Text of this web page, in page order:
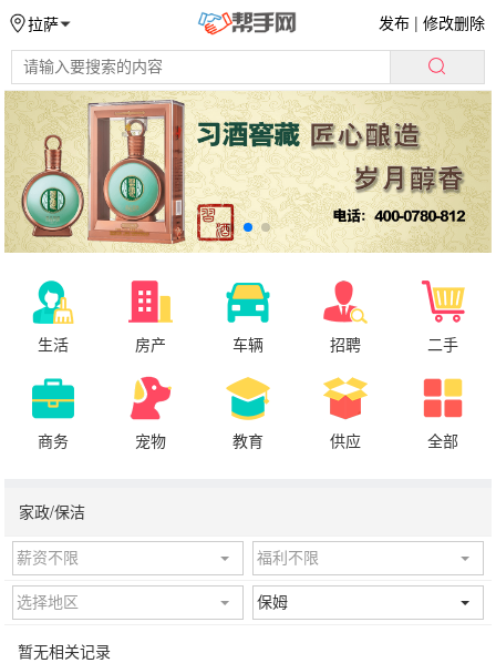
拉萨 发布 |修改删除
生活 房产 车辆 招聘 二手
商务 宠物 教育 供应 全部
家政/保洁
薪资不限 福利不限
选择地区 保姆
暂无相关记录